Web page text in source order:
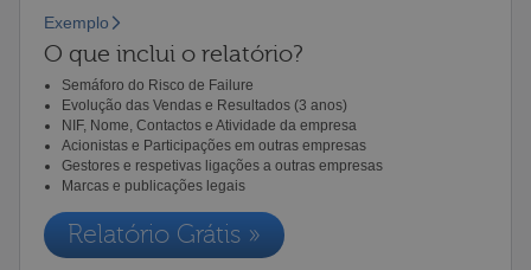
Exemplo
O que inclui o relatório?
Semáforo do Risco de Failure
Evolução das Vendas e Resultados (3 anos)
NIF, Nome, Contactos e Atividade da empresa
Acionistas e Participações em outras empresas
Gestores e respetivas ligações a outras empresas
Marcas e publicações legais
Relatório Grátis »